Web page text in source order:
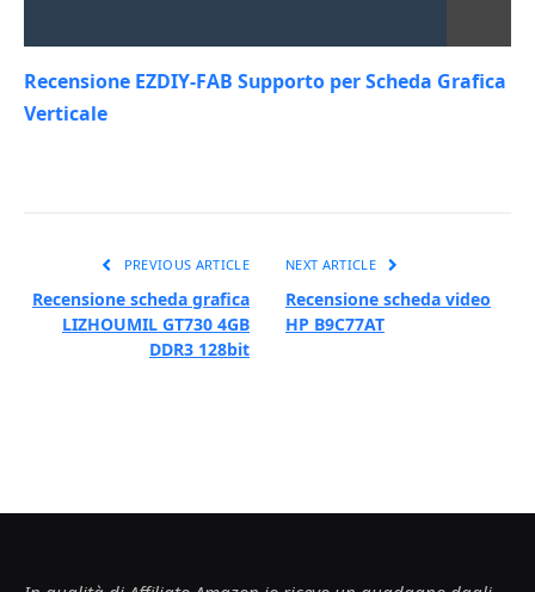
Recensione EZDIY-FAB Supporto per Scheda Grafica
Verticale
PREVIOUS ARTICLE
Recensione scheda grafica
LIZHOUMIL GT730 4GB
DDR3 128bit
NEXT ARTICLE
Recensione scheda video
HP B9C77AT